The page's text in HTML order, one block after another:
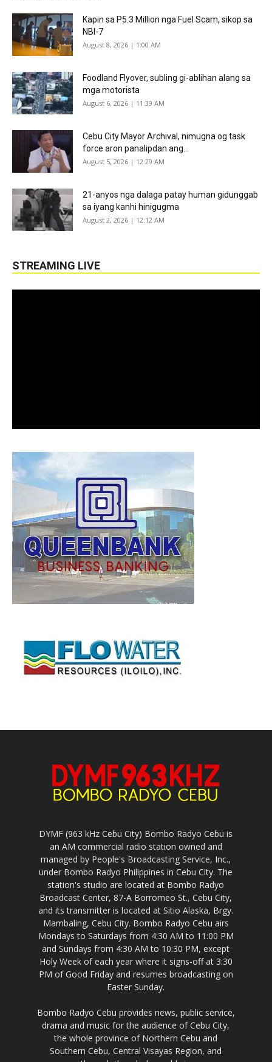
Kapin sa P5.3 Million nga Fuel Scam, sikop sa
NBI-7
August 8, 2026 | 1:00 AM
Foodland Flyover, subling gi-ablihan alang sa
mga motorista
August 6, 2026 | 11:39 AM
Cebu City Mayor Archival, nimugna og task
force aron panalipdan ang...
August 5, 2026 | 12:29 AM
21-anyos nga dalaga patay human gidunggab
sa iyang kanhi hinigugma
August 2, 2026 | 12:12 AM
STREAMING LIVE
DYMF (963 kHz Cebu City) Bombo Radyo Cebu is
an AM commercial radio station owned and
managed by People's Broadcasting Service, Inc.,
under Bombo Radyo Philippines in Cebu City. The
station's studio are located at Bombo Radyo
Broadcast Center, 87-A Borromeo St., Cebu City,
and its transmitter is located at Sitio Alaska, Brgy.
Mambaling, Cebu City. Bombo Radyo Cebu airs
Mondays to Saturdays from 4:30 AM to 11:00 PM
and Sundays from 4:30 AM to 10:30 PM, except
Holy Week of each year where it signs-off at 3:30
PM of Good Friday and resumes broadcasting on
Easter Sunday.
Bombo Radyo Cebu provides news, public service,
drama and music for the audience of Cebu City,
the whole province of Northern Cebu and
Southern Cebu, Central Visayas Region, and